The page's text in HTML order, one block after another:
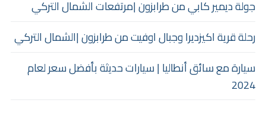
جولة ديمير كابي من طرابزون |مرتفعات الشمال التركي
رحلة قرية اكيزديرا وجبال اوفيت من طرابزون |الشمال التركي
سيارة مع سائق أنطاليا | سيارات حديثة بأفضل سعر لعام
2024